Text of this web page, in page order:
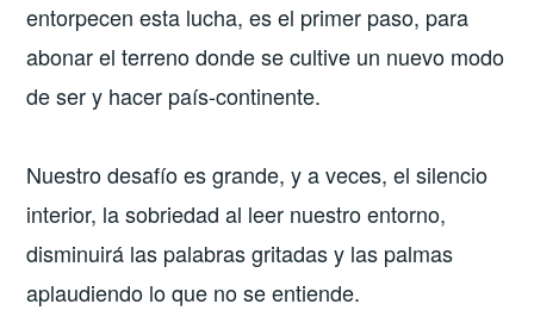
entorpecen esta lucha, es el primer paso, para
abonar el terreno donde se cultive un nuevo modo
de ser y hacer país-continente.
Nuestro desafío es grande, y a veces, el silencio
interior, la sobriedad al leer nuestro entorno,
disminuirá las palabras gritadas y las palmas
aplaudiendo lo que no se entiende.